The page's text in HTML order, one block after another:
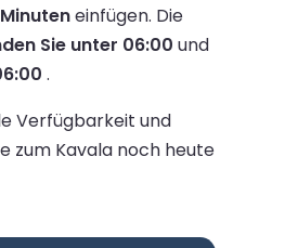
einfügen. Die
Sie unter 06:00 und
.
Verfügbarkeit und
zum Kavala noch heute